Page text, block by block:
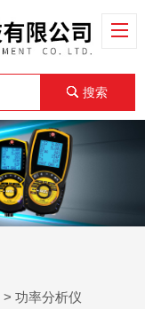
搜索
>功率分析仪